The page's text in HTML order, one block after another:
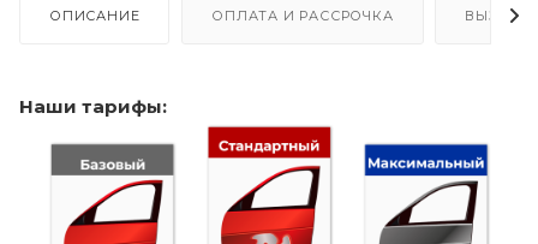
ОПИСАНИЕ ОПЛАТА И РАССРОЧКА ВЫЗОВ
Наши тарифы: